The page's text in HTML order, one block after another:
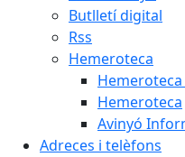
Butlletí digital
Rss
Hemeroteca
Hemeroteca
Avinyó
Adreces i telèfons